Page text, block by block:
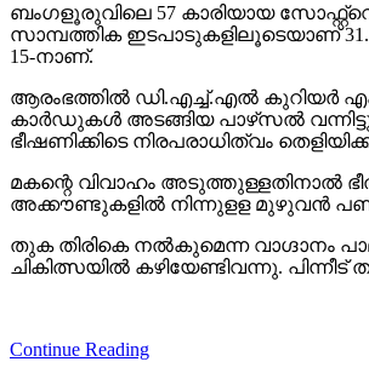
ബംഗളൂരുവിലെ 57 കാരിയായ
സാമ്പത്തിക ഇടപാടുകളിലൂടെയാണ്
15-നാണ്.
ആരംഭത്തില്‍ ഡി.എച്ച്.എല്‍ കുറിയര്‍
കാര്‍ഡുകള്‍ അടങ്ങിയ പാഴ്‌സല്‍
ഭീഷണിക്കിടെ നിരപരാധിത്വം
മകന്റെ വിവാഹം അടുത്തുള്ളതിനാല്‍
അക്കൗണ്ടുകളില്‍ നിന്നുളള മുഴുവന്‍
തുക തിരികെ നല്‍കുമെന്ന വാഗ്ദാനം
ചികിത്സയില്‍ കഴിയേണ്ടിവന്നു.
Continue Reading